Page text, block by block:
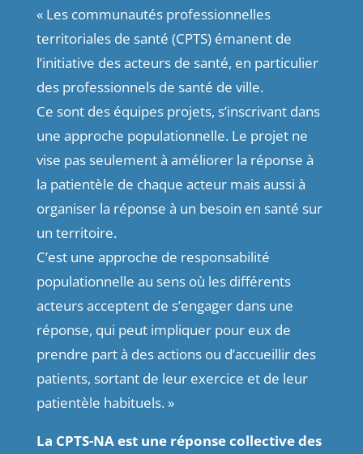
« Les communautés professionnelles
territoriales de santé (CPTS) émanent de
l’initiative des acteurs de santé, en particulier
des professionnels de santé de ville.
Ce sont des équipes projets, s’inscrivant dans
une approche populationnelle. Le projet ne
vise pas seulement à améliorer la réponse à
la patientèle de chaque acteur mais aussi à
organiser la réponse à un besoin en santé sur
un territoire.
C’est une approche de responsabilité
populationnelle au sens où les différents
acteurs acceptent de s’engager dans une
réponse, qui peut impliquer pour eux de
prendre part à des actions ou d’accueillir des
patients, sortant de leur exercice et de leur
patientèle habituels. »
La CPTS-NA est une réponse collective des